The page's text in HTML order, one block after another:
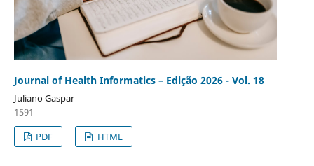
Journal of Health Informatics – Edição 2026 - Vol. 18
Juliano Gaspar
1591
PDF
HTML